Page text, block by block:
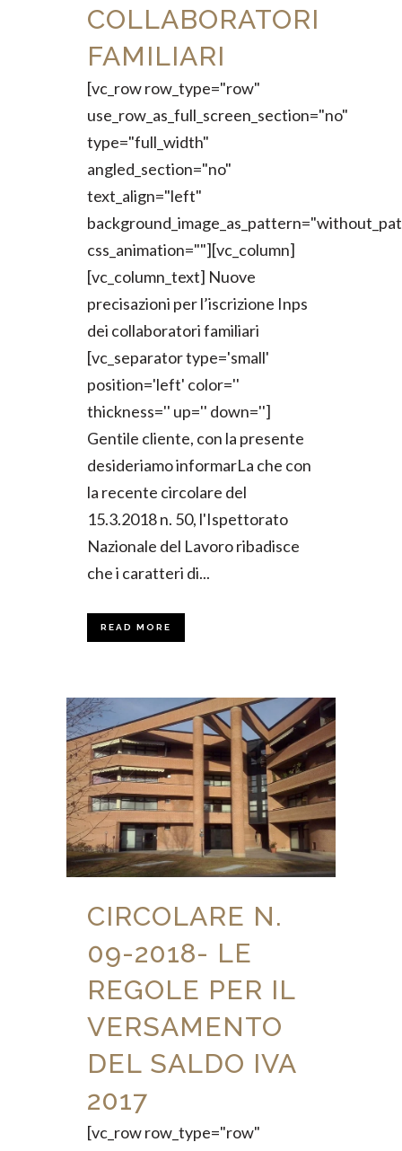
COLLABORATORI
FAMILIARI
[vc_row row_type="row"
use_row_as_full_screen_section="no"
type="full_width"
angled_section="no"
text_align="left"
css_animation=""][vc_column]
[vc_column_text] Nuove
precisazioni per l’iscrizione Inps
dei collaboratori familiari
[vc_separator type='small'
position='left' color=''
thickness='' up='' down='']
Gentile cliente, con la presente
desideriamo informarLa che con
la recente circolare del
15.3.2018 n. 50, l'Ispettorato
Nazionale del Lavoro ribadisce
che i caratteri di...
READ MORE
CIRCOLARE N.
09-2018- LE
REGOLE PER IL
VERSAMENTO
DEL SALDO IVA
2017
[vc_row row_type="row"